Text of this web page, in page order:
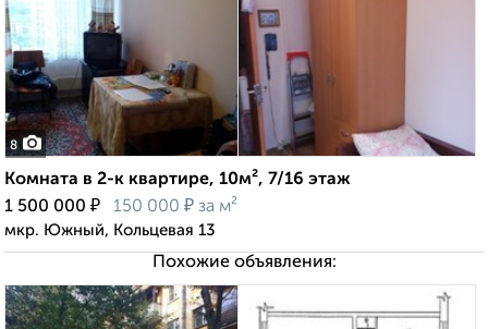
8
Комната в 2-к квартире, 10м², 7/16 этаж
1 500 000 ₽ 150 000 ₽ за м²
мкр. Южный, Кольцевая 13
Похожие объявления: